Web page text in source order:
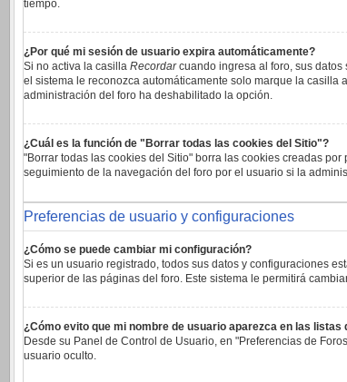
tiempo.
¿Por qué mi sesión de usuario expira automáticamente?
Si no activa la casilla Recordarcuando ingresa al foro, sus datos
el sistema le reconozca automáticamente solo marque la casilla
administración del foro ha deshabilitado la opción.
¿Cuál es la función de "Borrar todas las cookies del Sitio"?
"Borrar todas las cookies del Sitio" borra las cookies creadas
seguimiento de la navegación del foro por el usuario si la
Preferencias de usuario y configuraciones
¿Cómo se puede cambiar mi configuración?
Si es un usuario registrado, todos sus datos y configuraciones
superior de las páginas del foro. Este sistema le permitirá
¿Cómo evito que mi nombre de usuario aparezca en las
Desde su Panel de Control de Usuario, en "Preferencias de
usuario oculto.